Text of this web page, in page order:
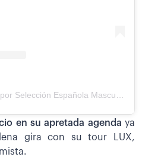
Una publicación compartida por Selección Española Masculina de Fútbol (@sefutbol)
en su apretada agenda ya
gira con su tour LUX,